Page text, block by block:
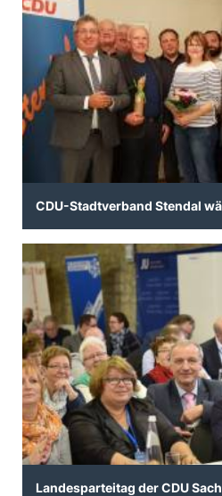
CDU-Stadtverband Stendal
Landesparteitag der CDU